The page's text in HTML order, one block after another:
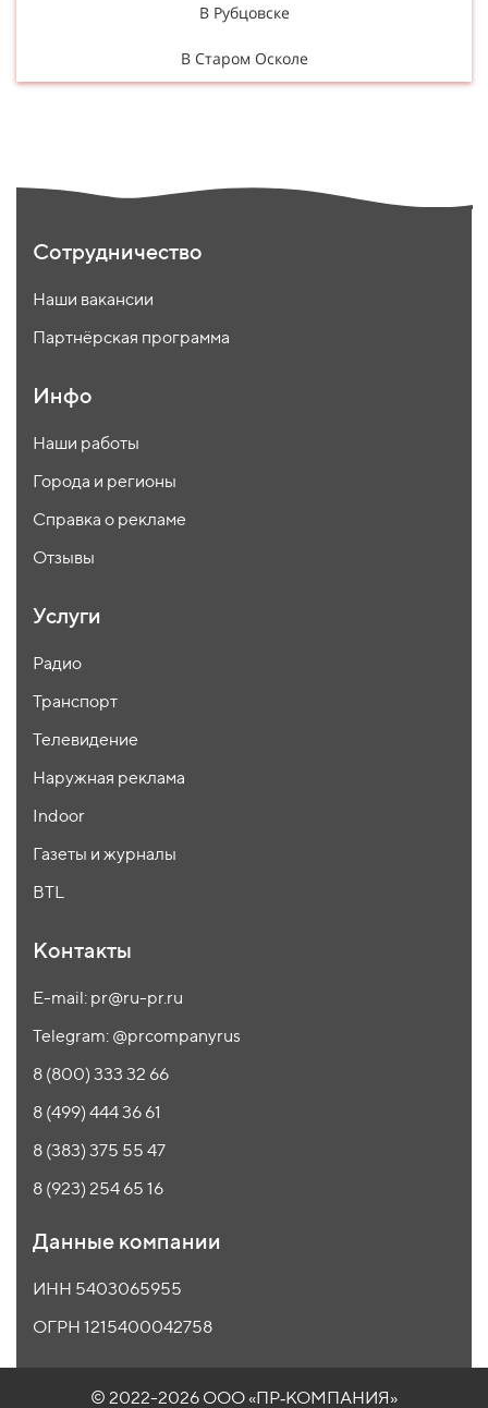
В Рубцовске
В Старом Осколе
Сотрудничество
Наши вакансии
Партнёрская программа
Инфо
Наши работы
Города и регионы
Справка о рекламе
Отзывы
Услуги
Радио
Транспорт
Телевидение
Наружная реклама
Indoor
Газеты и журналы
BTL
Контакты
E-mail: pr@ru-pr.ru
Telegram: @prcompanyrus
8 (800) 333 32 66
8 (499) 444 36 61
8 (383) 375 55 47
8 (923) 254 65 16
Данные компании
ИНН 5403065955
ОГРН 1215400042758
© 2022-2026 ООО «ПР‑КОМПАНИЯ»